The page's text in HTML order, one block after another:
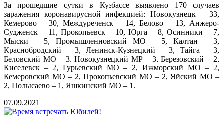
За прошедшие сутки в Кузбассе выявлено 170 случаев
заражения коронавирусной инфекцией: Новокузнецк – 33,
Кемерово – 30, Междуреченск – 14, Белово – 13, Анжеро-
Судженск – 11, Прокопьевск – 10, Юрга – 8, Осинники – 7,
Мыски – 5, Промышленновский МО – 5, Калтан – 3,
Краснобродский – 3, Ленинск-Кузнецкий – 3, Тайга – 3,
Беловский МО – 3, Новокузнецкий МР – 3, Березовский – 2,
Киселевск – 2, Гурьевский МО – 2, Ижморский МО – 2,
Кемеровский МО – 2, Прокопьевский МО – 2, Яйский МО –
2, Полысаево – 1, Яшкинский МО – 1.
07.09.2021